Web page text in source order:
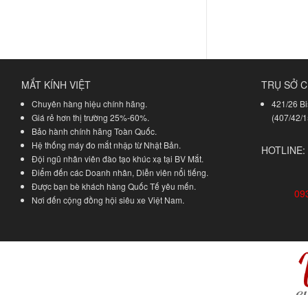
MẮT KÍNH VIỆT
Chuyên hàng hiệu chính hãng.
Giá rẻ hơn thị trường 25%-60%.
Bảo hành chính hãng Toàn Quốc.
Hệ thống máy đo mắt nhập từ Nhật Bản.
Đội ngũ nhân viên đào tạo khúc xạ tại BV Mắt.
Điểm đến các Doanh nhân, Diễn viên nổi tiếng.
Được bạn bè khách hàng Quốc Tế yêu mến.
Nơi đến cộng đồng hội siêu xe Việt Nam.
TRỤ SỞ
421/26
(407/42/
HOTLINE: